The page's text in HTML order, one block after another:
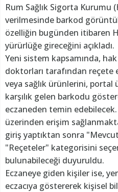
Rum Sağlık Sigorta Kurumu
verilmesinde barkod
özelliğin bugünden itibaren
yürürlüğe gireceğini açıkladı.
Yeni sistem kapsamında,
doktorları tarafından reçete
veya sağlık ürünlerini,
karşılık gelen barkodu
eczaneden temin
üzerinden erişim
giriş yaptıktan sonra
"Reçeteler" kategorisini
bulunabileceği duyuruldu.
Eczaneye giden kişiler ise,
eczacıya göstererek kişisel